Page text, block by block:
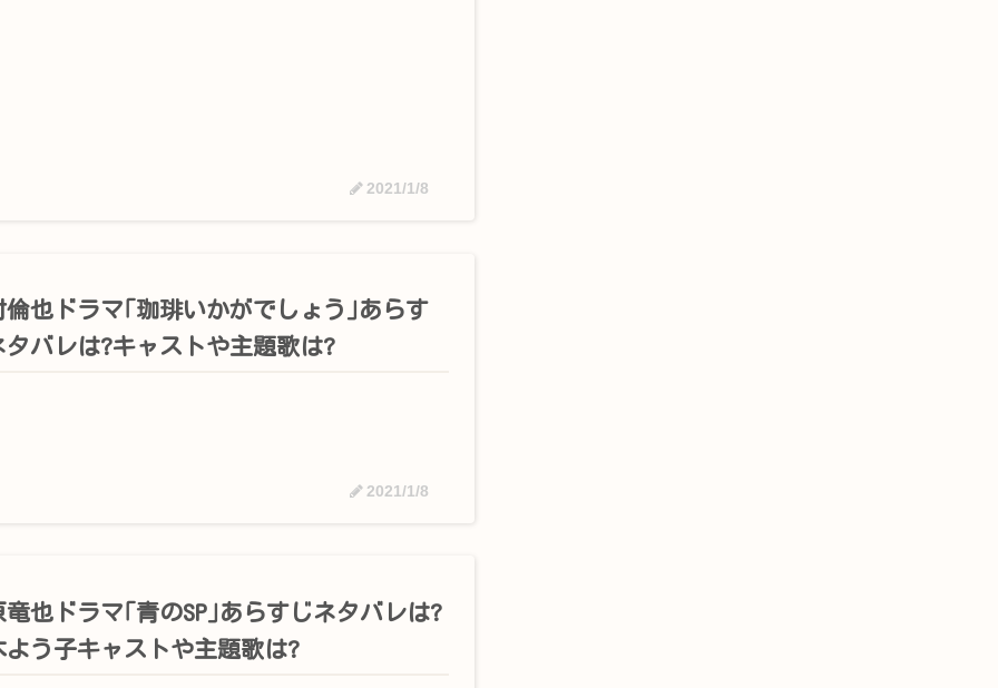
2021/1/8
倫也ドラマ｢珈琲いかがでしょう｣あらす
タバレは?キャストや主題歌は?
2021/1/8
竜也ドラマ｢青のSP｣あらすじネタバレは?
よう子キャストや主題歌は?